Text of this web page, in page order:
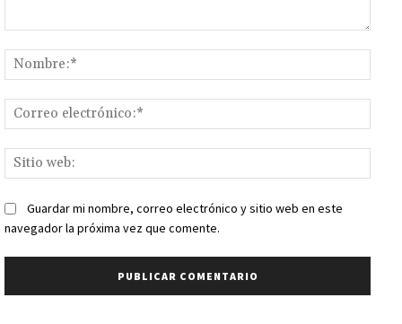
web:
Guardar mi nombre, correo electrónico y sitio web en este
navegador la próxima vez que comente.